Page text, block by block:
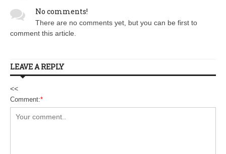
No comments!
There are no comments yet, but you can be first to
comment this article.
LEAVE A REPLY
<<
Comment:*